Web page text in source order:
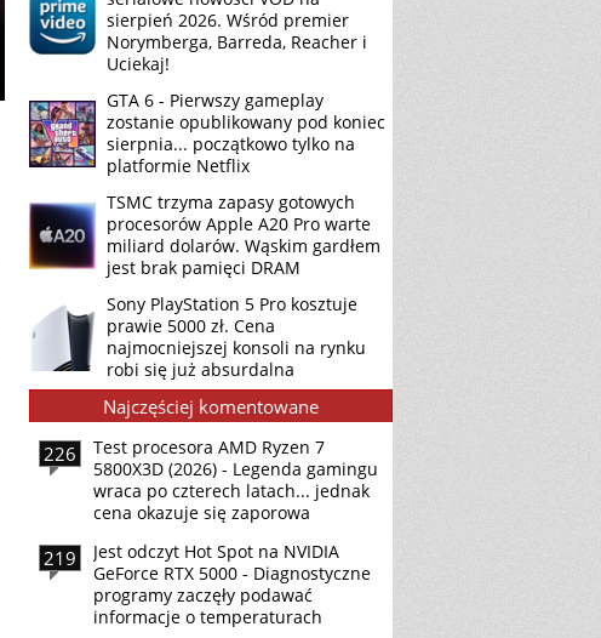
sierpień 2026. Wśród premier
Norymberga, Barreda, Reacher i
Uciekaj!
GTA 6 - Pierwszy gameplay
zostanie opublikowany pod koniec
sierpnia... początkowo tylko na
platformie Netflix
TSMC trzyma zapasy gotowych
procesorów Apple A20 Pro warte
miliard dolarów. Wąskim gardłem
jest brak pamięci DRAM
Sony PlayStation 5 Pro kosztuje
prawie 5000 zł. Cena
najmocniejszej konsoli na rynku
robi się już absurdalna
Najczęściej komentowane
226
Test procesora AMD Ryzen 7
5800X3D (2026) - Legenda gamingu
wraca po czterech latach... jednak
cena okazuje się zaporowa
219
Jest odczyt Hot Spot na NVIDIA
GeForce RTX 5000 - Diagnostyczne
programy zaczęły podawać
informacje o temperaturach